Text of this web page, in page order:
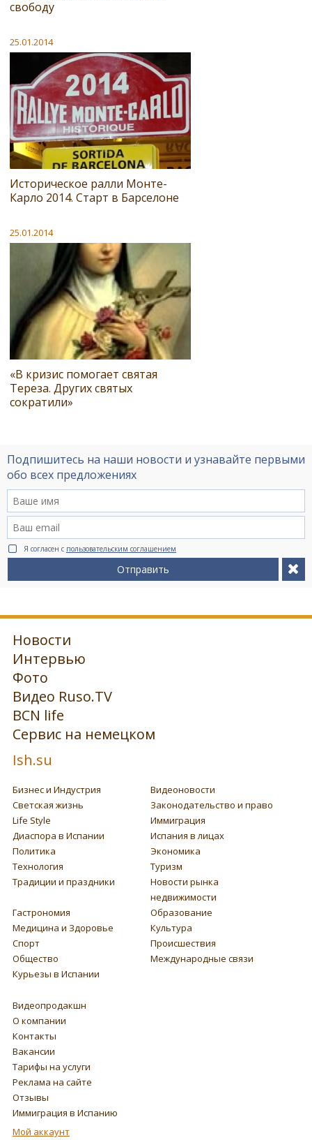
свободу
25.01.2014
Историческое ралли Монте-
Карло 2014. Старт в Барселоне
25.01.2014
«В кризис помогает святая
Тереза. Других святых
сократили»
Подпишитесь на наши новости и узнавайте первыми
обо всех предложениях
Я согласен с пользовательским соглашением
Отправить
Новости
Интервью
Фото
Видео Ruso.TV
BCN life
Сервис на немецком
Ish.su
Бизнес и Индустрия
Видеоновости
Светская жизнь
Законодательство и право
Life Style
Иммиграция
Диаспора в Испании
Испания в лицах
Политика
Экономика
Технология
Туризм
Традиции и праздники
Новости рынка
недвижимости
Гастрономия
Образование
Медицина и Здоровье
Культура
Спорт
Происшествия
Общество
Международные связи
Курьезы в Испании
Видеопродакшн
О компании
Контакты
Вакансии
Тарифы на услуги
Реклама на сайте
Отзывы
Иммиграция в Испанию
Мой аккаунт